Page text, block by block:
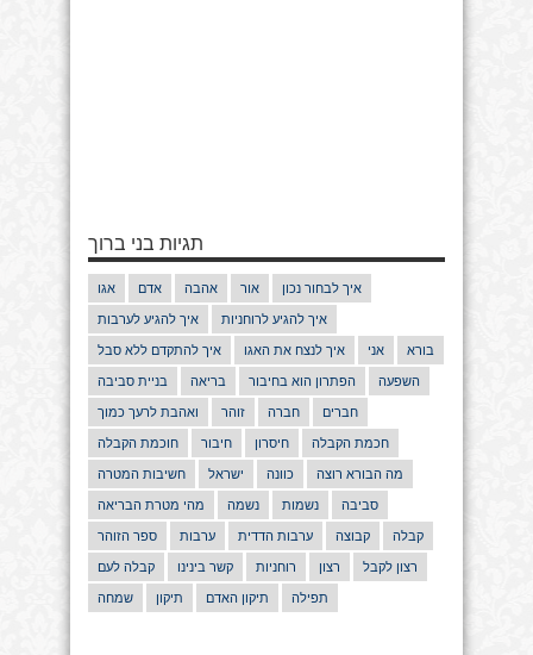
תגיות בני ברוך
אגו אדם אהבה אור איך לבחור נכון
איך להגיע לערבות איך להגיע לרוחניות
איך להתקדם ללא סבל איך לנצח את האגו אני בורא
בניית סביבה בריאה הפתרון הוא בחיבור השפעה
ואהבת לרעך כמוך זוהר חברה חברים
חוכמת הקבלה חיבור חיסרון חכמת הקבלה
חשיבות המטרה ישראל כוונה מה הבורא רוצה
מהי מטרת הבריאה נשמה נשמות סביבה
ספר הזוהר ערבות ערבות הדדית קבוצה קבלה
קבלה לעם קשר בינינו רוחניות רצון רצון לקבל
שמחה תיקון תיקון האדם תפילה